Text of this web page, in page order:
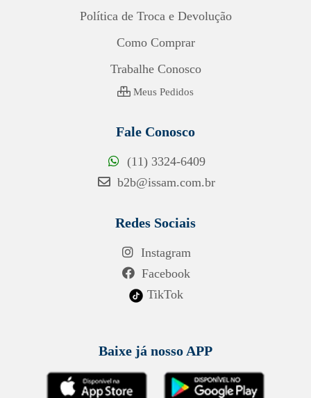
Política de Troca e Devolução
Como Comprar
Trabalhe Conosco
Meus Pedidos
Fale Conosco
(11) 3324-6409
b2b@issam.com.br
Redes Sociais
Instagram
Facebook
TikTok
Baixe já nosso APP